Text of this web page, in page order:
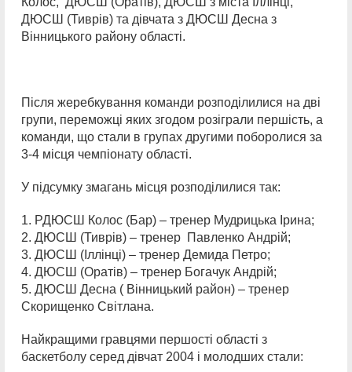
ДЮСШ (Тиврів) та дівчата з ДЮСШ Десна з
Вінницького району області.
Після жеребкування команди розподілилися на дві
групи, переможці яких згодом розіграли першість, а
команди, що стали в групах другими поборолися за
3-4 місця чемпіонату області.
У підсумку змагань місця розподілилися так:
1. РДЮСШ Колос (Бар) – тренер Мудрицька Ірина;
2. ДЮСШ (Тиврів) – тренер Павленко Андрій;
3. ДЮСШ (Іллінці) – тренер Демида Петро;
4. ДЮСШ (Оратів) – тренер Богачук Андрій;
5. ДЮСШ Десна ( Вінницький район) – тренер
Скорищенко Світлана.
Найкращими гравцями першості області з
баскетболу серед дівчат 2004 і молодших стали: